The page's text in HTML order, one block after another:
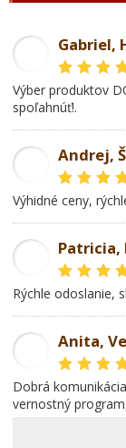
Gabriel,
Výber produktov DOGS schef. Na obchod ktorý sa môžem
spoľahnúť!.
Andrej,
Výhidné ceny,
Patricia,
rýchle odoslanie,
Anita,
dobrá komunikácia so zákazníkom, rýchle doručenie tovaru,
vernostný